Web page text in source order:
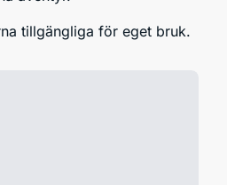
tillgängliga för eget bruk.